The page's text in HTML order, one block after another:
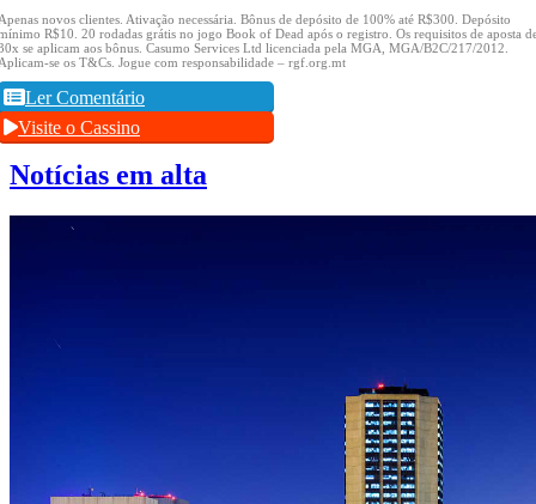
novos clientes. Ativação necessária. Bônus de depósito de 100% até R$300. Depósito
R$10. 20 rodadas grátis no jogo Book of Dead após o registro. Os requisitos de aposta
se aplicam aos bônus. Casumo Services Ltd licenciada pela MGA, MGA/B2C/217/2012.
se os T&Cs. Jogue com responsabilidade – rgf.org.mt
Ler Comentário
Visite o Cassino
Notícias em alta